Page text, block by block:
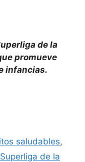
de la
promueve
infancias.
saludables,
Superliga de la